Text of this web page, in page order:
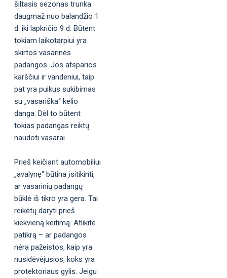
šiltasis sezonas trunka
daugmaž nuo balandžio 1
d. iki lapkričio 9 d. Būtent
tokiam laikotarpiui yra
skirtos vasarinės
padangos. Jos atsparios
karščiui ir vandeniui, taip
pat yra puikus sukibimas
su „vasariška“ kelio
danga. Dėl to būtent
tokias padangas reiktų
naudoti vasarai.
Prieš keičiant automobiliui
„avalynę“ būtina įsitikinti,
ar vasarinių padangų
būklė iš tikro yra gera. Tai
reikėtų daryti prieš
kiekvieną keitimą. Atlikite
patikrą – ar padangos
nėra pažeistos, kaip yra
nusidėvėjusios, koks yra
protektoriaus gylis. Jeigu